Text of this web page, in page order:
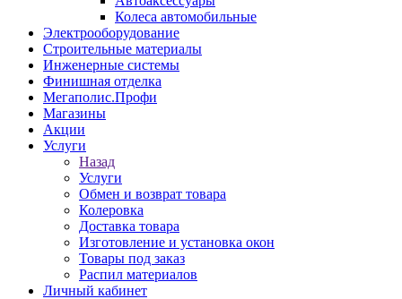
Колеса автомобильные
Электрооборудование
Строительные материалы
Инженерные системы
Финишная отделка
Мегаполис.Профи
Магазины
Акции
Услуги
Назад
Услуги
Обмен и возврат товара
Колеровка
Доставка товара
Изготовление и установка окон
Товары под заказ
Распил материалов
Личный кабинет